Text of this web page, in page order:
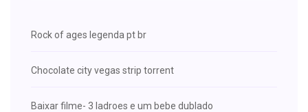
Rock of ages legenda pt br
Chocolate city vegas strip torrent
Baixar filme- 3 ladroes e um bebe dublado